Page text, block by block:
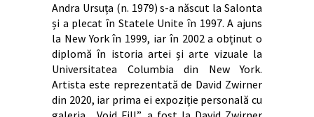
Andra Ursuța (n. 1979) s-a născut la Salonta
și a plecat în Statele Unite în 1997. A ajuns
la New York în 1999, iar în 2002 a obținut o
diplomă în istoria artei și arte vizuale la
Universitatea Columbia din New York.
Artista este reprezentată de David Zwirner
din 2020, iar prima ei expoziție personală cu